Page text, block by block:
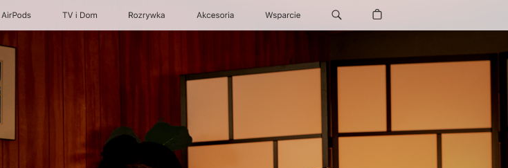
AirPods TV i Dom Rozrywka Akcesoria Wsparcie